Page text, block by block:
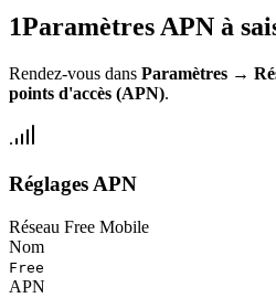
1Paramètres APN à
Rendez-vous dans Paramètres →
points d'accès (APN).
Réglages APN
Réseau Free Mobile
Nom
Free
APN